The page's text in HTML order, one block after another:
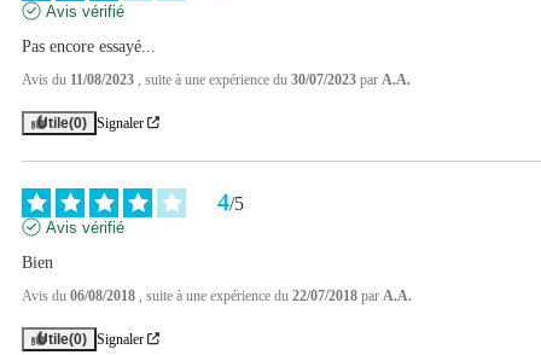
Avis vérifié
Pas encore essayé...
Avis du 11/08/2023 , suite à une expérience du 30/07/2023 par A.A.
Utile(0) Signaler
4/5
Avis vérifié
Bien
Avis du 06/08/2018 , suite à une expérience du 22/07/2018 par A.A.
Utile(0) Signaler